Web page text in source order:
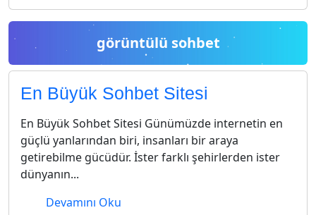
görüntülü sohbet
En Büyük Sohbet Sitesi
En Büyük Sohbet Sitesi Günümüzde internetin en
güçlü yanlarından biri, insanları bir araya
getirebilme gücüdür. İster farklı şehirlerden ister
dünyanın...
Devamını Oku